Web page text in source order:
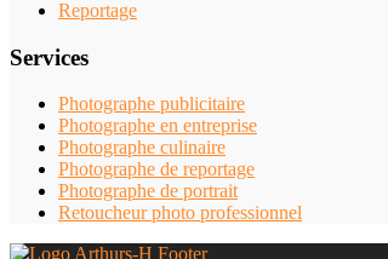
Reportage
Services
Photographe publicitaire
Photographe en entreprise
Photographe culinaire
Photographe de reportage
Photographe de portrait
Retoucheur photo professionnel